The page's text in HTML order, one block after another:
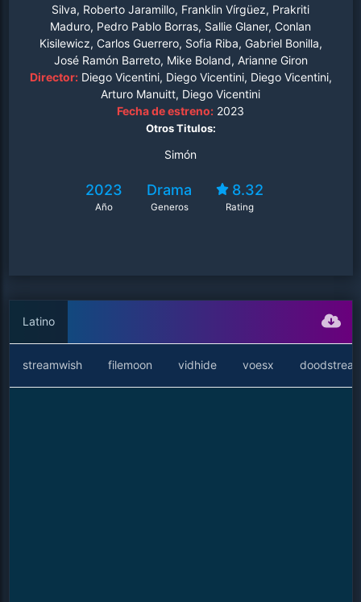
lucha contra sus traumas y su sentimiento de culpa
mientras intenta conseguir asilo político antes de que lo
devuelvan a la fuerza a su país.
Silva, Roberto Jaramillo, Franklin Vírgüez, Prakriti
Maduro, Pedro Pablo Borras, Sallie Glaner, Conlan
Kisilewicz, Carlos Guerrero, Sofia Riba, Gabriel Bonilla,
José Ramón Barreto, Mike Boland, Arianne Giron
Director: Diego Vicentini, Diego Vicentini, Diego Vicentini,
Arturo Manuitt, Diego Vicentini
Fecha de estreno: 2023
Otros Titulos:
Simón
2023
Año
Drama
Generos
8.32
Rating
Latino
streamwish filemoon vidhide voesx